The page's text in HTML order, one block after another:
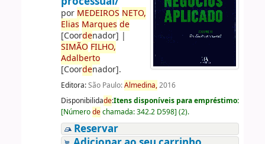
por MEDEIROS NETO,
Elias Marques de
[Coordenador] |
SIMÃO FILHO,
Adalberto
[Coordenador].
Editora:São Paulo:Almedina,2016
Disponibilidade:Itens disponíveis para empréstimo:
[Númerodechamada:342.2 D598] (2).
Reservar